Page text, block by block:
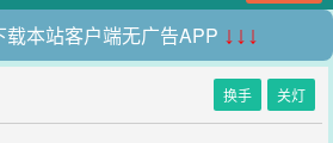
本站客户端无广告APP ↓↓↓
换手 关灯